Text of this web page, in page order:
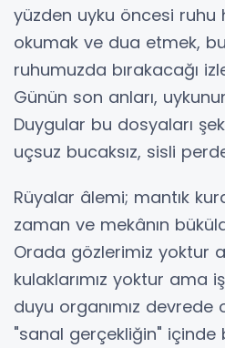
yüzden uyku öncesi ruhu
okumak ve dua etmek,
ruhumuzda bırakacağı
Günün son anları,
Duygular bu dosyaları
uçsuz bucaksız, sisli
​Rüyalar âlemi; mantık
zaman ve mekânın
Orada gözlerimiz yoktur
kulaklarımız yoktur ama
duyu organımız devrede
"sanal gerçekliğin" içinde